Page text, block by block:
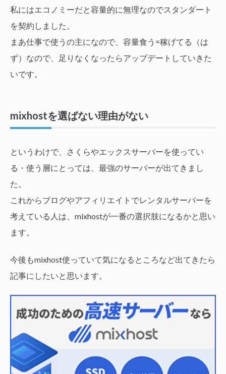
私にはエコノミーだと容量的に無理なのでスタンダート
を契約しました。
まあ仕事で使うの主になので、容量食う=稼げてる（は
ず）なので、足りなくなったらアップデートしていきた
いです。
mixhostを選ばない理由がない
というわけで、さくらやエックスサーバーを使ってい
る・使う層にとっては、最強のサーバーが出てきまし
た。
これからブログやアフィリエイトでレンタルサーバーを
考えている人は、mixhostが一番の選択肢になるかと思い
ます。
今後もmixhost使っていて気になるところなど出てきたら
記事にしたいと思います。